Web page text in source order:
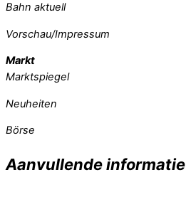
Bahn aktuell
Vorschau/Impressum
Markt
Marktspiegel
Neuheiten
Börse
Aanvullende informatie